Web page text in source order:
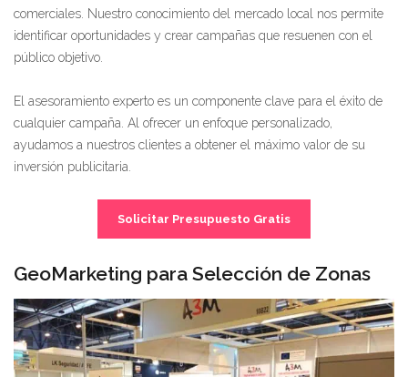
comerciales. Nuestro conocimiento del mercado local nos permite
identificar oportunidades y crear campañas que resuenen con el
público objetivo.
El asesoramiento experto es un componente clave para el éxito de
cualquier campaña. Al ofrecer un enfoque personalizado,
ayudamos a nuestros clientes a obtener el máximo valor de su
inversión publicitaria.
Solicitar Presupuesto Gratis
GeoMarketing para Selección de Zonas